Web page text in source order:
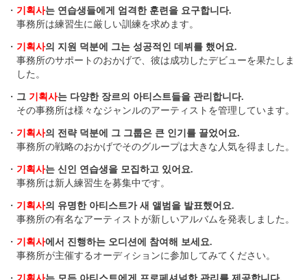
・ 기획사는 연습생들에게 엄격한 훈련을 요구합니다.
事務所は練習生に厳しい訓練を求めます。
・ 기획사의 지원 덕분에 그는 성공적인 데뷔를 했어요.
事務所のサポートのおかげで、彼は成功したデビューを果たしま
した。
・ 그 기획사는 다양한 장르의 아티스트들을 관리합니다.
その事務所は様々なジャンルのアーティストを管理しています。
・ 기획사의 전략 덕분에 그 그룹은 큰 인기를 끌었어요.
事務所の戦略のおかげでそのグループは大きな人気を得ました。
・ 기획사는 신인 연습생을 모집하고 있어요.
事務所は新人練習生を募集中です。
・ 기획사의 유명한 아티스트가 새 앨범을 발표했어요.
事務所の有名なアーティストが新しいアルバムを発表しました。
・ 기획사에서 진행하는 오디션에 참여해 보세요.
事務所が主催するオーディションに参加してみてください。